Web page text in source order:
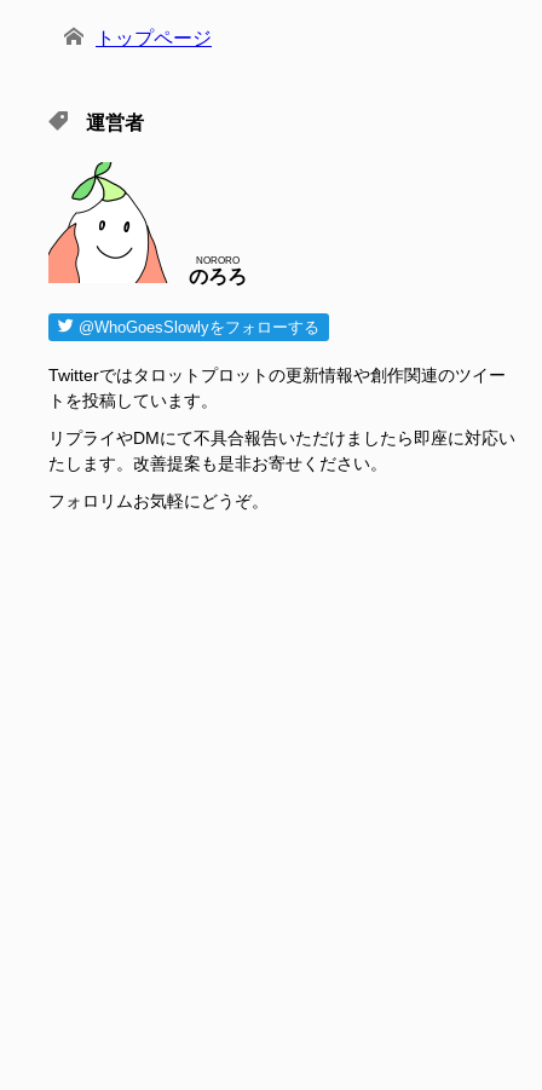
トップページ
運営者
のろろ
NORORO
@WhoGoesSlowlyをフォローする
Twitterではタロットプロットの更新情報や創作関連のツイー
トを投稿しています。
リプライやDMにて不具合報告いただけましたら即座に対応い
たします。改善提案も是非お寄せください。
フォロリムお気軽にどうぞ。